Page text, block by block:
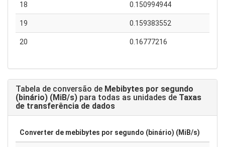
18 0.150994944
19 0.159383552
20 0.16777216
Tabela de conversão de Mebibytes por segundo
(binário) (MiB/s) para todas as unidades de Taxas
de transferência de dados
Converter de mebibytes por segundo (binário) (MiB/s)